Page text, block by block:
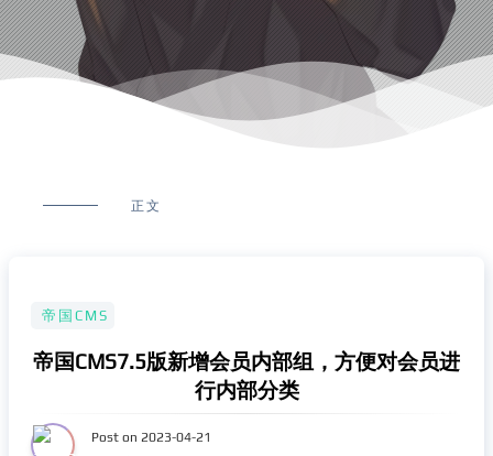
正文
帝国CMS
帝国CMS7.5版新增会员内部组，方便对会员进
行内部分类
Post on 2023-04-21